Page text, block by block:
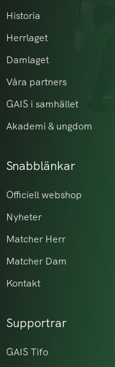
Historia
Herrlaget
Damlaget
Våra partners
GAIS i samhället
Akademi & ungdom
Snabblänkar
Officiell webshop
Nyheter
Matcher Herr
Matcher Dam
Kontakt
Supportrar
GAIS Tifo